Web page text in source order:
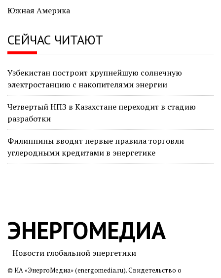
Южная Америка
СЕЙЧАС ЧИТАЮТ
Узбекистан построит крупнейшую солнечную
электростанцию с накопителями энергии
Четвертый НПЗ в Казахстане переходит в стадию
разработки
Филиппины вводят первые правила торговли
углеродными кредитами в энергетике
ЭНЕРГОМЕДИА
Новости глобальной энергетики
© ИА «ЭнергоМедиа» (energomedia.ru). Свидетельство о